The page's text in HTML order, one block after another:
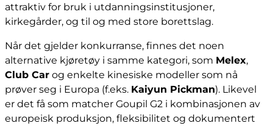
attraktiv for bruk i utdanningsinstitusjoner,
kirkegårder, og til og med store borettslag.
Når det gjelder konkurranse, finnes det noen
alternative kjøretøy i samme kategori, som Melex,
Club Car og enkelte kinesiske modeller som nå
prøver seg i Europa (f.eks. Kaiyun Pickman). Likevel
er det få som matcher Goupil G2 i kombinasjonen av
europeisk produksjon, fleksibilitet og dokumentert